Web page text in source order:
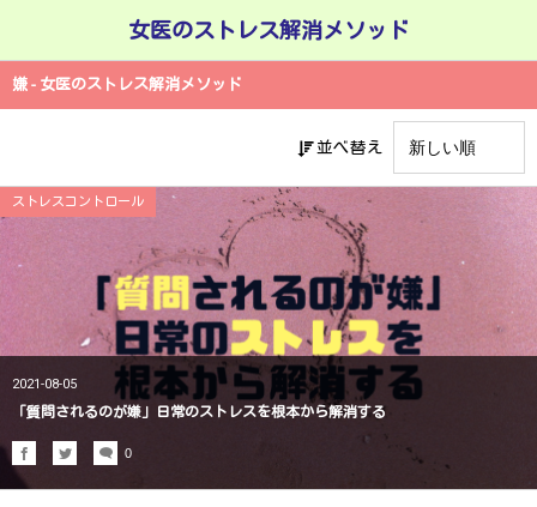
女医のストレス解消メソッド
嫌 - 女医のストレス解消メソッド
並べ替え
ストレスコントロール
2021-08-05
「質問されるのが嫌」日常のストレスを根本から解消する
0